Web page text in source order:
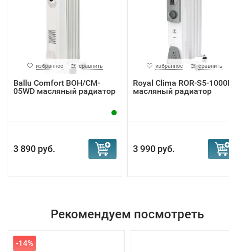
избранное сравнить
Ballu Comfort BOH/CM-
05WD масляный радиатор
3 890 руб.
избранное сравнить
Royal Clima ROR-S5-
масляный радиатор
3 990 руб.
Рекомендуем посмотреть
-14%